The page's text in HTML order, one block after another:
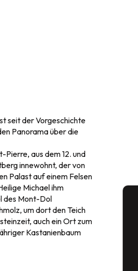
seit der Vorgeschichte
Panorama über die
aus dem 12. und
innewohnt, der von
Palast auf einem Felsen
Michael ihm
des Mont-Dol
um dort den Teich
auch ein Ort zum
Kastanienbaum